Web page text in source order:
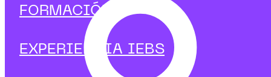
FORMACIÓN
EXPERIENCIA IEBS